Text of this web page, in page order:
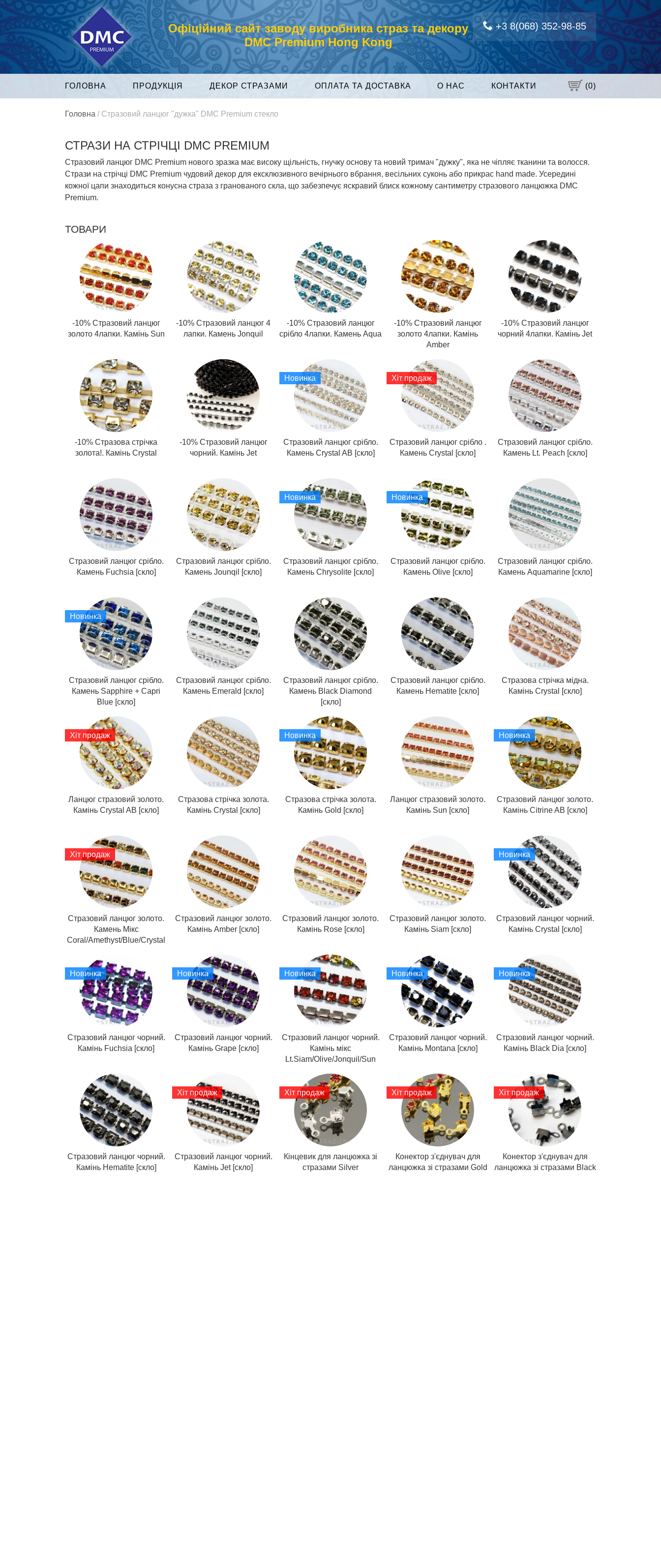
+3 8(068) 352-98-85
Офіційний сайт заводу виробника страз та декору
DMC Premium Hong Kong
ГОЛОВНА ПРОДУКЦІЯ ДЕКОР СТРАЗАМИ ОПЛАТА ТА ДОСТАВКА О НАС КОНТАКТИ (0)
Головна / Стразовий ланцюг "дужка" DMC Premium стекло
СТРАЗИ НА СТРІЧЦІ DMC PREMIUM
Стразовий ланцюг DMC Premium нового зразка має високу щільність, гнучку основу та новий тримач "дужку", яка не чіпляє тканини та волосся.
Стрази на стрічці DMC Premium чудовий декор для ексклюзивного вечірнього вбрання, весільних суконь або прикрас hand made. Усередині
кожної цапи знаходиться конусна страза з гранованого скла, що забезпечує яскравий блиск кожному сантиметру стразового ланцюжка DMC
Premium.
ТОВАРИ
-10% Стразовий ланцюг
золото 4лапки. Камінь Sun
-10% Стразовий ланцюг 4
лапки. Камень Jonquil
-10% Стразовий ланцюг
срібло 4лапки. Камень Aqua
-10% Стразовий ланцюг
золото 4лапки. Камінь
Amber
-10% Стразовий ланцюг
чорний 4лапки. Камінь Jet
-10% Стразова стрічка
золота!. Камінь Crystal
-10% Стразовий ланцюг
чорний. Камінь Jet
Новинка
Стразовий ланцюг срібло.
Камень Crystal AB [скло]
Хіт продаж
Стразовий ланцюг срібло .
Камень Crystal [скло]
Стразовий ланцюг срібло.
Камень Lt. Peach [скло]
Стразовий ланцюг срібло.
Камень Fuchsia [скло]
Стразовий ланцюг срібло.
Камень Jounqil [скло]
Новинка
Стразовий ланцюг срібло.
Камень Chrysolite [скло]
Новинка
Стразовий ланцюг срібло.
Камень Olive [скло]
Стразовий ланцюг срібло.
Камень Aquamarine [скло]
Новинка
Стразовий ланцюг срібло.
Камень Sapphire + Capri
Blue [скло]
Стразовий ланцюг срібло.
Камень Emerald [скло]
Стразовий ланцюг срібло.
Камень Black Diamond
[скло]
Стразовий ланцюг срібло.
Камень Hematite [скло]
Стразова стрічка мідна.
Камінь Crystal [скло]
Хіт продаж
Ланцюг стразовий золото.
Камінь Crystal AB [скло]
Стразова стрічка золота.
Камінь Crystal [скло]
Новинка
Стразова стрічка золота.
Камінь Gold [скло]
Ланцюг стразовий золото.
Камінь Sun [скло]
Новинка
Стразовий ланцюг золото.
Камінь Citrine AB [скло]
Хіт продаж
Стразовий ланцюг золото.
Камень Мікс
Coral/Amethyst/Blue/Crystal
Стразовий ланцюг золото.
Камінь Amber [скло]
Стразовий ланцюг золото.
Камінь Rose [скло]
Стразовий ланцюг золото.
Камінь Siam [скло]
Новинка
Стразовий ланцюг чорний.
Камінь Crystal [скло]
Новинка
Стразовий ланцюг чорний.
Камінь Fuchsia [скло]
Новинка
Стразовий ланцюг чорний.
Камінь Grape [скло]
Новинка
Стразовий ланцюг чорний.
Камінь мікс
Lt.Siam/Olive/Jonquil/Sun
Новинка
Стразовий ланцюг чорний.
Камінь Montana [скло]
Новинка
Стразовий ланцюг чорний.
Камінь Black Dia [скло]
Стразовий ланцюг чорний.
Камінь Hematite [скло]
Хіт продаж
Стразовий ланцюг чорний.
Камінь Jet [скло]
Хіт продаж
Кінцевик для ланцюжка зі
стразами Silver
Хіт продаж
Конектор з'єднувач для
ланцюжка зі стразами Gold
Хіт продаж
Конектор з'єднувач для
ланцюжка зі стразами Black